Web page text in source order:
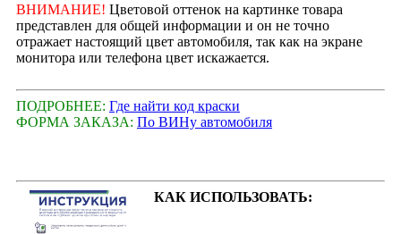
ВНИМАНИЕ! Цветовой оттенок на картинке товара
представлен для общей информации и он не точно
отражает настоящий цвет автомобиля, так как на экране
монитора или телефона цвет искажается.
ПОДРОБНЕЕ: Где найти код краски
ФОРМА ЗАКАЗА: По ВИНу автомобиля
КАК ИСПОЛЬЗОВАТЬ: